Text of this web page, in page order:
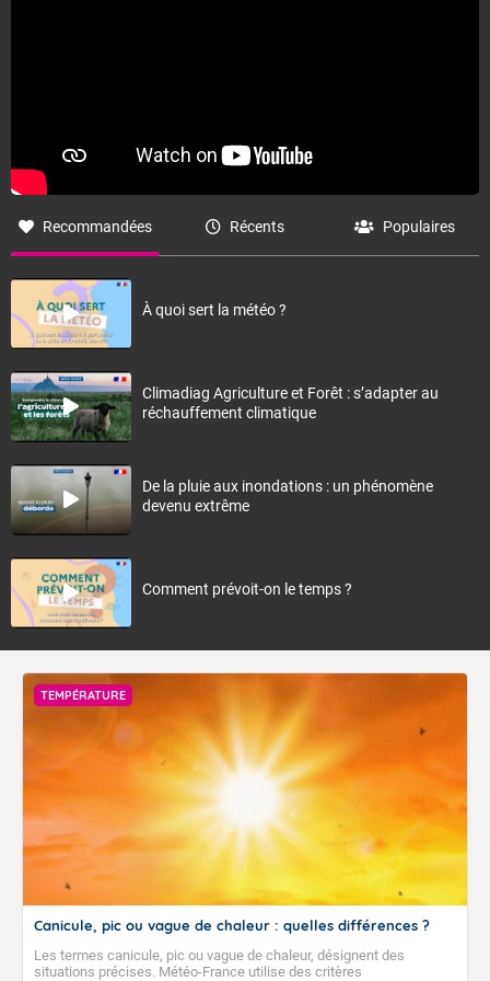
Recommandées Récents Populaires
À quoi sert la météo ?
Climadiag Agriculture et Forêt : s’adapter au
réchauffement climatique
De la pluie aux inondations : un phénomène
devenu extrême
Comment prévoit-on le temps ?
TEMPÉRATURE
Canicule, pic ou vague de chaleur : quelles différences ?
Les termes canicule, pic ou vague de chaleur, désignent des
situations précises. Météo-France utilise des critères